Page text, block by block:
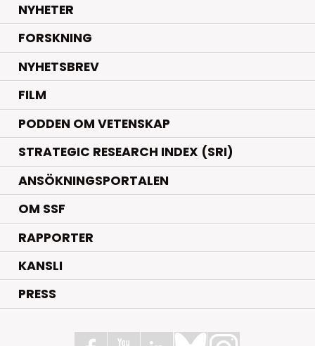
NYHETER.
FORSKNING.
NYHETSBREV
FILM
PODDEN OM VETENSKAP
STRATEGIC RESEARCH INDEX (SRI)
ANSÖKNINGSPORTALEN
OM SSF
RAPPORTER
KANSLI
PRESS